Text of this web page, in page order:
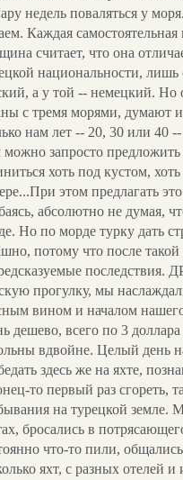
недель поваляться у
Каждая
считает, что она
национальности, лишь
а у той -- немецкий. Но
с тремя морями, думают
нам лет -- 20, 30 или 40
запросто предложить
хоть под кустом,
этом предлагать
абсолютно не думая,
Но по морде турку дать
потому что после
прогулку, мы
вином и началом
дешево, всего по 3
вдвойне. Целый день
здесь же на яхте,
то первый раз сгореть,
на турецкой земле.
бросались в
что-то пили,
яхт, с разных отелей